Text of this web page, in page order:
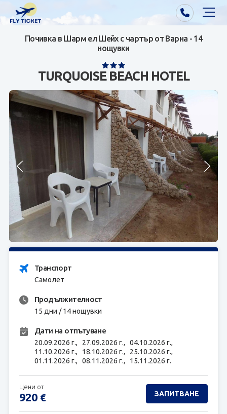
Почивки от Варна
Почивки от София/Пловдив/Бургас
Самолетни билети
Контакти
За нас
ЗАПИТВАНЕ
Почивка в Шарм ел Шейх с чартър от Варна - 14
нощувки
TURQUOISE BEACH HOTEL
Транспорт
Самолет
Продължителност
15 дни / 14 нощувки
Дати на отпътуване
20.09.2026 г., 27.09.2026 г., 04.10.2026 г.,
11.10.2026 г., 18.10.2026 г., 25.10.2026 г.,
01.11.2026 г., 08.11.2026 г., 15.11.2026 г.
Цени от
920 € ЗАПИТВАНЕ